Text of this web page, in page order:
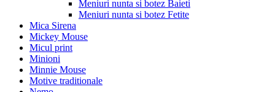
Meniuri nunta si botez Baieti
Meniuri nunta si botez Fetite
Mica Sirena
Mickey Mouse
Micul print
Minioni
Minnie Mouse
Motive traditionale